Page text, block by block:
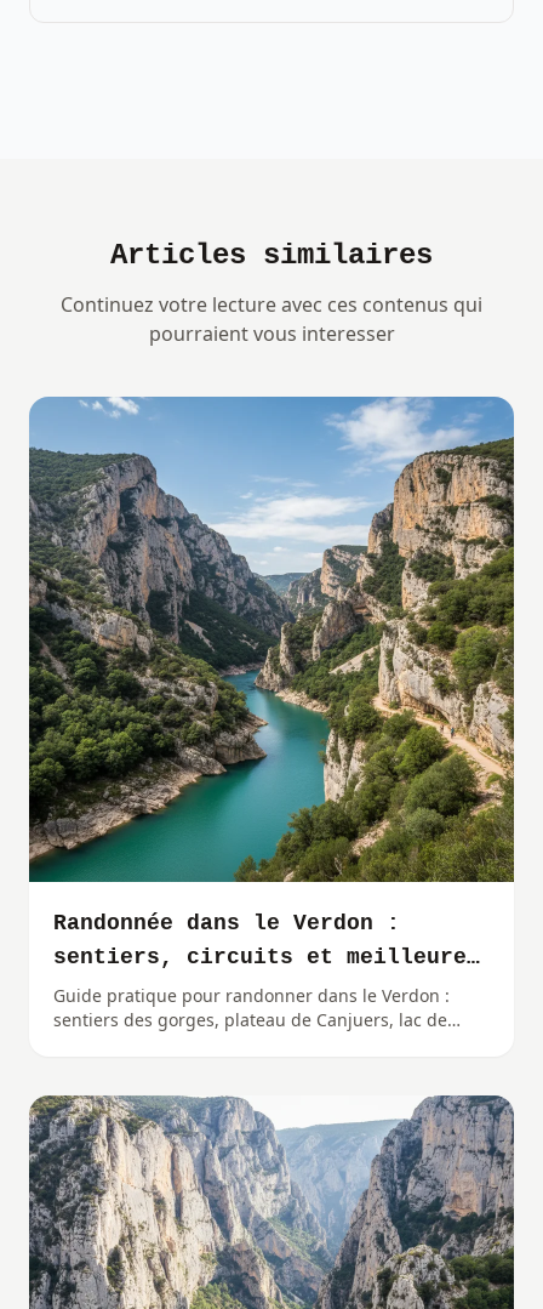
Articles similaires
Continuez votre lecture avec ces contenus qui
pourraient vous interesser
Randonnée dans le Verdon :
sentiers, circuits et meilleures
périodes
Guide pratique pour randonner dans le Verdon :
sentiers des gorges, plateau de Canjuers, lac de